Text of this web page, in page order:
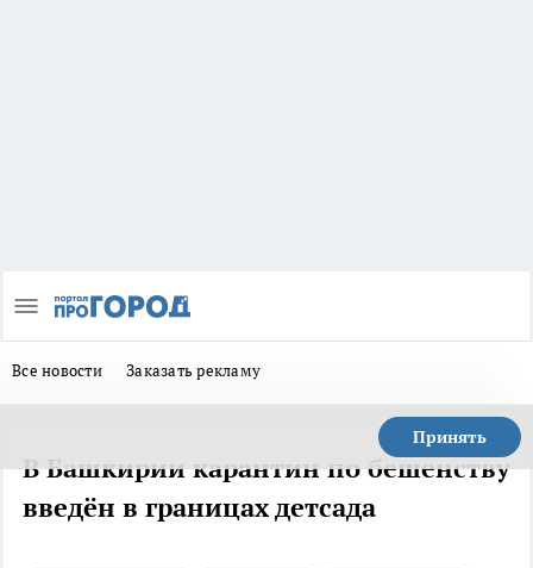
Все новости Заказать рекламу
Принять
В Башкирии карантин по бешенству
введён в границах детсада